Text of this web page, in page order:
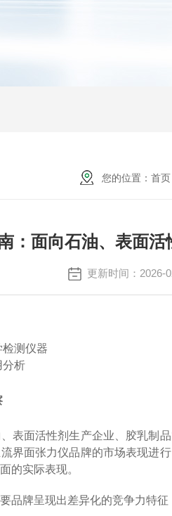
您的位置：首页
：面向石油、表面
更新时间：
测仪器
分析
表面活性剂生产企业、胶乳制
界面张力仪品牌的市场表现进
的实际表现。
品牌呈现出差异化的竞争力特征